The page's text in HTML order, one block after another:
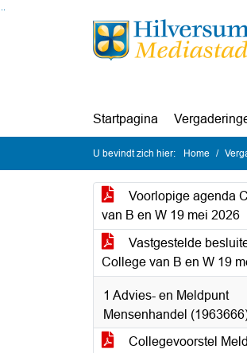
Ga naar de inhoud van deze pagina
Ga naar het zoeken
Ga naar het menu
Startpagina
U bevindt zich hier: Home
Voorlopige agenda
van B en W 19 mei 2026
Vastgestelde
College van B en W 19
1 Advies- en Meldpunt
Mensenhandel
Collegevoorstel